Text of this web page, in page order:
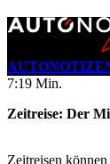
7:19 Min.
Zeitreise: Der
Zeitreisen